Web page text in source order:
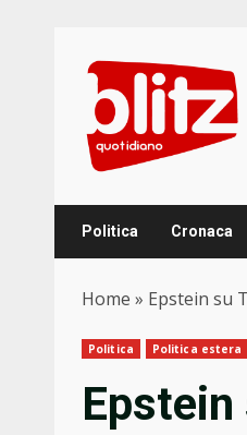
content
Politica Cronaca
Home » Epstein su
Politica Politica estera